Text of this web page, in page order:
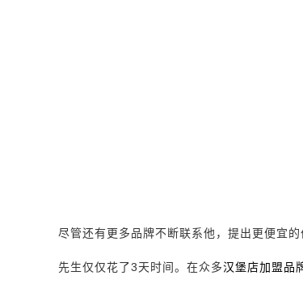
尽管还有更多品牌不断联系他，提出更便宜
先生仅仅花了3天时间。在众多汉堡店加盟品